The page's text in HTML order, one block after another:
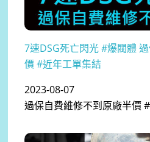
7速DSG死亡閃光 #爆閥體
價 #近年工單集結
2023-08-07
過保自費維修不到原廠半價